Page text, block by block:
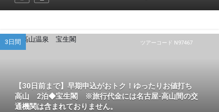
ツアーコード N97467
3日間
【30日前まで】早期申込がおトク！ゆったりお値打ち
高山 2泊◆宝生閣 ※旅行代金には名古屋-高山間の交
通機関は含まれておりません。